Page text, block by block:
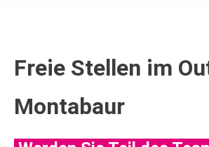
Freie Stellen im
Montabaur